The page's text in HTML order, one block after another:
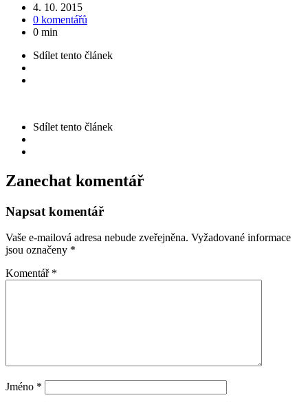
4. 10. 2015
0 komentářů
0 min
Sdílet tento článek
Sdílet tento článek
Zanechat komentář
Napsat komentář
Vaše e-mailová adresa nebude zveřejněna. Vyžadované informace
jsou označeny *
Komentář *
Jméno *